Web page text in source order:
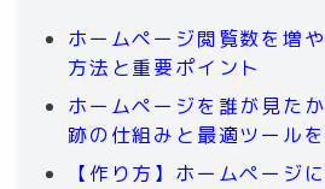
ホームページ閲覧数を増
方法と重要ポイント
ホームページを誰が見た
跡の仕組みと最適ツール
【作り方】ホームページ